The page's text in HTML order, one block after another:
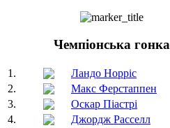
Чемпіонська гонка
1. Ландо Норріс
2.
Макс Ферстаппен
3.
Оскар Піастрі
4.
Джордж Расселл